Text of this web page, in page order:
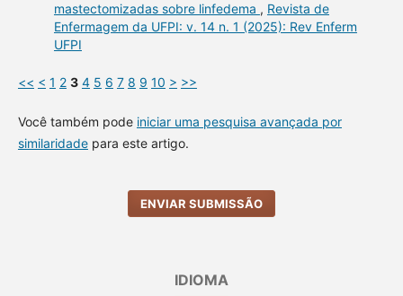
mastectomizadas sobre linfedema , Revista de
Enfermagem da UFPI: v. 14 n. 1 (2025): Rev Enferm
UFPI
<< < 1 2 3 4 5 6 7 8 9 10 > >>
Você também pode iniciar uma pesquisa avançada por
similaridadepara este artigo.
ENVIAR SUBMISSÃO
IDIOMA